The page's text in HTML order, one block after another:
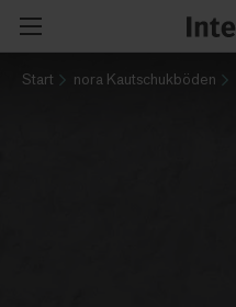
Start nora Kautschukböden